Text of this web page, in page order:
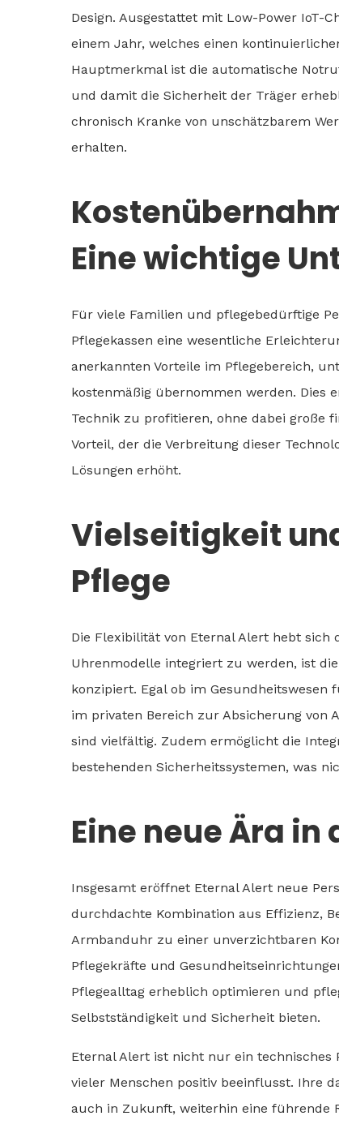
Design. Ausgestattet mit Low-Power IoT-
einem Jahr, welches einen
Hauptmerkmal ist die automatische
und damit die Sicherheit der Träger
chronisch Kranke von unschätzbarem
erhalten.
Eine wichtige
Für viele Familien und pflegebedürftige
Pflegekassen eine wesentliche
anerkannten Vorteile im Pflegebereich,
kostenmäßig übernommen werden. Dies
Technik zu profitieren, ohne dabei große
Vorteil, der die Verbreitung dieser
Lösungen erhöht.
Vielseitigkeit
Pflege
Die Flexibilität von Eternal Alert hebt
Uhrenmodelle integriert zu werden, ist
konzipiert. Egal ob im
im privaten Bereich zur Absicherung von
sind vielfältig. Zudem ermöglicht die
bestehenden Sicherheitssystemen, was
Eine neue Ära
Insgesamt eröffnet Eternal Alert neue
durchdachte Kombination aus Effizienz,
Armbanduhr zu einer unverzichtbaren
Pflegekräfte und
Pflegealltag erheblich optimieren und
Selbstständigkeit und Sicherheit bieten.
Eternal Alert ist nicht nur ein technisches
vieler Menschen positiv beeinflusst. Ihre
auch in Zukunft, weiterhin eine führende